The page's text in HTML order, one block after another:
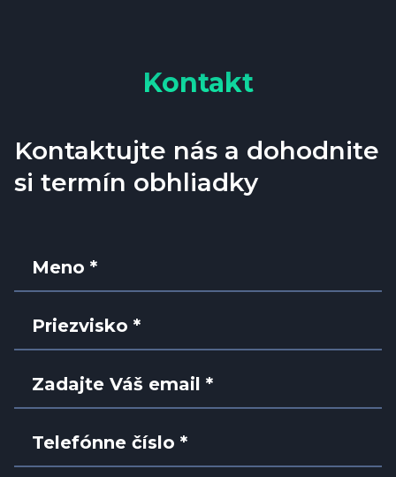
Kontakt
Kontaktujte nás a dohodnite
si termín obhliadky